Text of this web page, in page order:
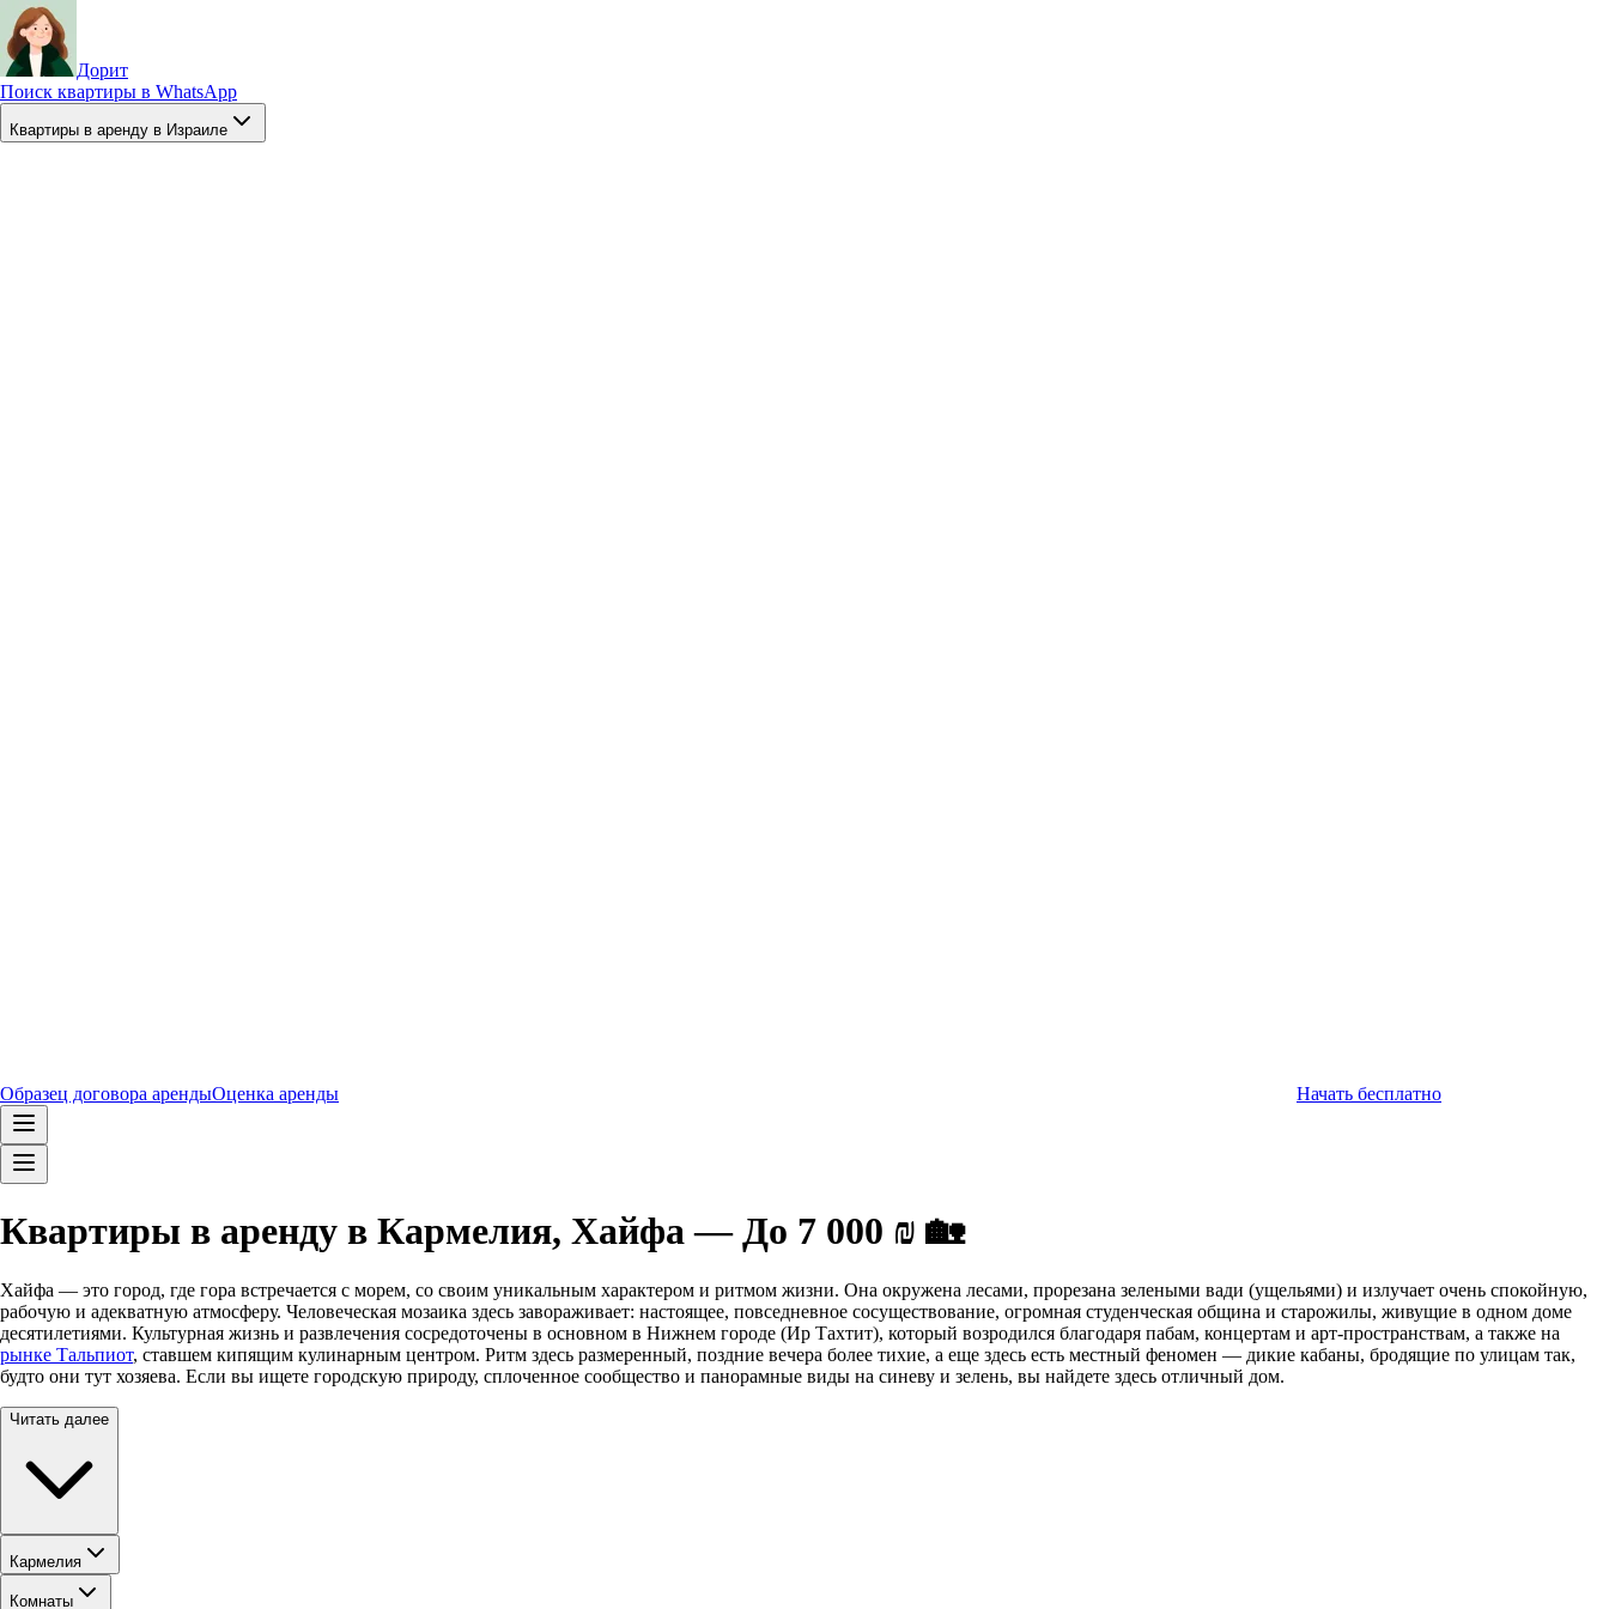
Дорит
Поиск квартиры в WhatsApp
Квартиры в аренду в Израиле
Образец договора арендыОценка аренды Начать бесплатно
Квартиры в аренду в Кармелия, Хайфа — До 7 000 ₪ 🏡
Хайфа — это город, где гора встречается с морем, со своим уникальным характером и ритмом жизни. Она окружена лесами, прорезана зелеными вади (ущельями) и излучает очень спокойную,
рабочую и адекватную атмосферу. Человеческая мозаика здесь завораживает: настоящее, повседневное сосуществование, огромная студенческая община и старожилы, живущие в одном доме
десятилетиями. Культурная жизнь и развлечения сосредоточены в основном в Нижнем городе (Ир Тахтит), который возродился благодаря пабам, концертам и арт-пространствам, а также на
рынке Тальпиот, ставшем кипящим кулинарным центром. Ритм здесь размеренный, поздние вечера более тихие, а еще здесь есть местный феномен — дикие кабаны, бродящие по улицам так,
будто они тут хозяева. Если вы ищете городскую природу, сплоченное сообщество и панорамные виды на синеву и зелень, вы найдете здесь отличный дом.
Читать далее
Кармелия
Комнаты